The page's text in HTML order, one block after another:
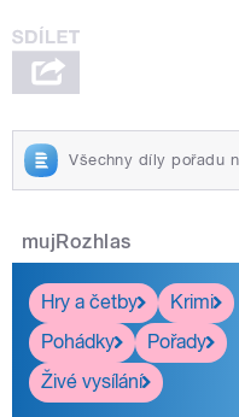
Všechny díly pořadu
mujRozhlas
Hry a četby
Krimi
Pohádky
Pořady
Živé vysílání